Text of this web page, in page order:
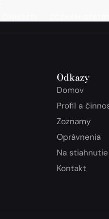
Odkazy
Domov
Profil a
Zoznamy
Oprávnenia
Na stiahnutie
Kontakt